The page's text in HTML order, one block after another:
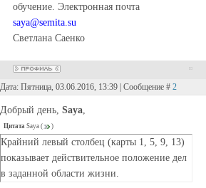
обучение. Электронная почта
saya@semita.su
Светлана Саенко
Дата: Пятница, 03.06.2016, 13:39 | Сообщение # 2
Добрый день, Saya
Цитата Saya ( )
Крайний левый столбец (карты 1, 5, 9, 13)
показывает действительное положение дел
в заданной области жизни.